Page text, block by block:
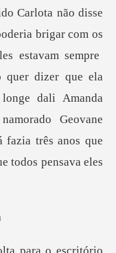
Carlota não disse
brigar com os